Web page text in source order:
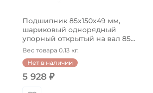
Подшипник 85х150х49 мм,
шариковый однорядный
упорный открытый на вал 85...
Вес товара 0.13 кг.
Нет в наличии
5 928 ₽